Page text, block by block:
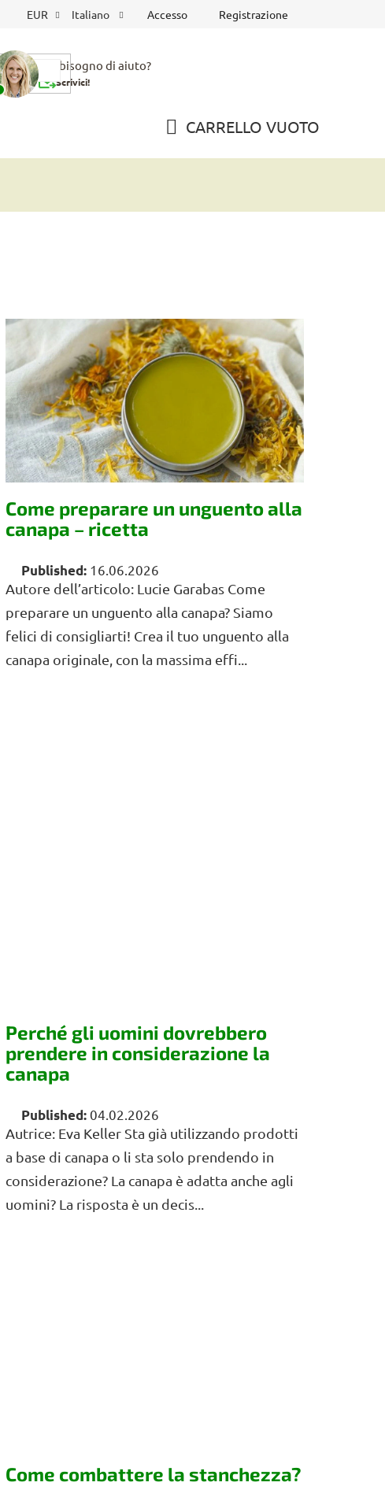
EUR Italiano Accesso Registrazione
Hai bisogno di aiuto?
Scrivici!
CARRELLO VUOTO
Come preparare un unguento alla
canapa – ricetta
16.06.2026
Autore dell’articolo: Lucie Garabas Come
preparare un unguento alla canapa? Siamo
felici di consigliarti! Crea il tuo unguento alla
canapa originale, con la massima effi...
Perché gli uomini dovrebbero
prendere in considerazione la
canapa
04.02.2026
Autrice: Eva Keller Sta già utilizzando prodotti
a base di canapa o li sta solo prendendo in
considerazione? La canapa è adatta anche agli
uomini? La risposta è un decis...
Come combattere la stanchezza?